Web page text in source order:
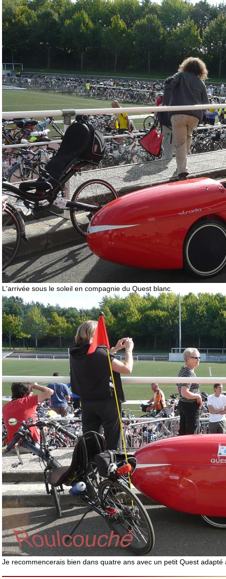
L'arrivée sous le soleil en compagnie du Quest blanc.
Je recommencerais bien dans quatre ans avec un petit Quest